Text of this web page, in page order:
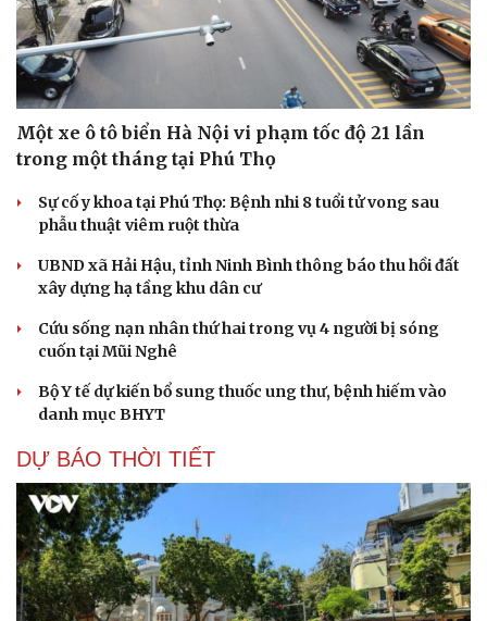
Du lịch
Tư vấn
Săn Tour
check-in
Podcast
Đọc truyện đêm khuya
Cửa sổ tình yêu
Hạt giống tâm hồn
Một xe ô tô biển Hà Nội vi phạm tốc độ 21 lần
trong một tháng tại Phú Thọ
Sự cố y khoa tại Phú Thọ: Bệnh nhi 8 tuổi tử vong sau
phẫu thuật viêm ruột thừa
UBND xã Hải Hậu, tỉnh Ninh Bình thông báo thu hồi đất
xây dựng hạ tầng khu dân cư
Cứu sống nạn nhân thứ hai trong vụ 4 người bị sóng
cuốn tại Mũi Nghê
Bộ Y tế dự kiến bổ sung thuốc ung thư, bệnh hiếm vào
danh mục BHYT
DỰ BÁO THỜI TIẾT